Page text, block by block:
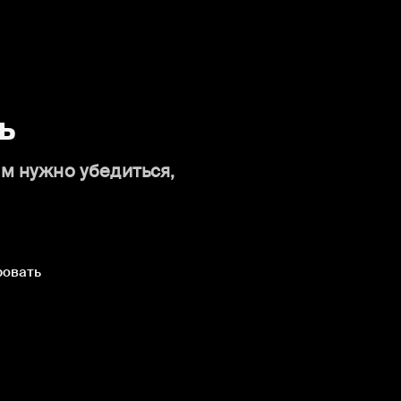
нужно убедиться,